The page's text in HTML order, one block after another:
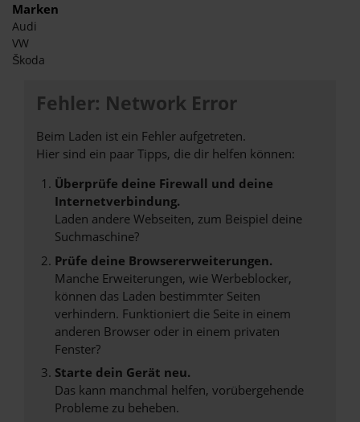
Marken
Audi
VW
Škoda
Fehler: Network Error
Beim Laden ist ein Fehler aufgetreten.
Hier sind ein paar Tipps, die dir helfen können:
Überprüfe deine Firewall und deine
Internetverbindung.
Laden andere Webseiten, zum Beispiel deine
Suchmaschine?
Prüfe deine Browsererweiterungen.
Manche Erweiterungen, wie Werbeblocker,
können das Laden bestimmter Seiten
verhindern. Funktioniert die Seite in einem
anderen Browser oder in einem privaten
Fenster?
Starte dein Gerät neu.
Das kann manchmal helfen, vorübergehende
Probleme zu beheben.